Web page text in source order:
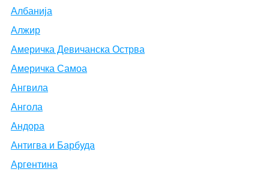
Албанија
Алжир
Америчка Девичанска Острва
Америчка Самоа
Ангвила
Ангола
Андора
Антигва и Барбуда
Аргентина